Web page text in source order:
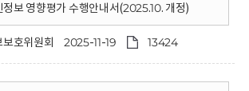
보 영향평가 수행안내서(2025.10. 개정)
호위원회 2025-11-19 13424